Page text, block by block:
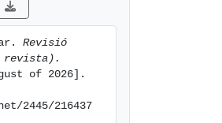
Revisió
revista).
of 2026].
2445/216437